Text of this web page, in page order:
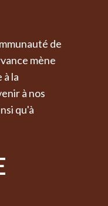
de
mène
la
à nos
qu'à